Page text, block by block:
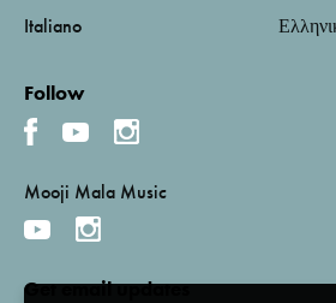
Italiano
Follow
Mooji Mala Music
Get email updates